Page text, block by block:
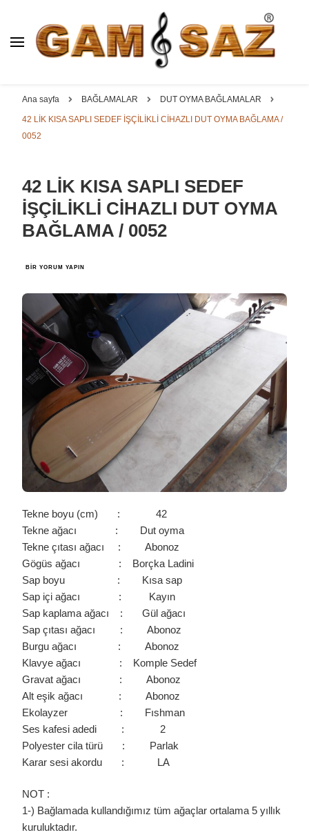
BAĞLAMA İMALAT / SATIŞ
YAPRAK || ELEKTRO ||
ÖZEL BAĞLAMA İMALAT /
Padok, Kompozit, Mat, Divan, Çöğür, Cura, Solak, Dede,
Oyma ve yaprak sazlar, özel imalat bağlamalar
Ana sayfa BAĞLAMALAR DUT OYMA BAĞLAMALAR
42 LİK KISA SAPLI SEDEF İŞÇİLİKLİ CİHAZLI DUT OYMA BAĞLAMA /
0052
42 LİK KISA SAPLI SEDEF
İŞÇİLİKLİ CİHAZLI DUT OYMA
BAĞLAMA / 0052
42
İŞÇİLİKLİ
CİHAZLI
DUT
OYMA
BAĞLAMA
0052
BIR YORUM YAPIN
Tekne boyu (cm) : 42
Tekne ağacı : Dut oyma
Tekne çıtası ağacı : Abonoz
Gögüs ağacı : Borçka Ladini
Sap boyu : Kısa sap
Sap içi ağacı : Kayın
Sap kaplama ağacı : Gül ağacı
Sap çıtası ağacı : Abonoz
Burgu ağacı : Abonoz
Klavye ağacı : Komple Sedef
Gravat ağacı : Abonoz
Alt eşik ağacı : Abonoz
Ekolayzer : Fıshman
Ses kafesi adedi : 2
Polyester cila türü : Parlak
Karar sesi akordu : LA
NOT :
1-) Bağlamada kullandığımız tüm ağaçlar ortalama 5 yıllık
kuruluktadır.